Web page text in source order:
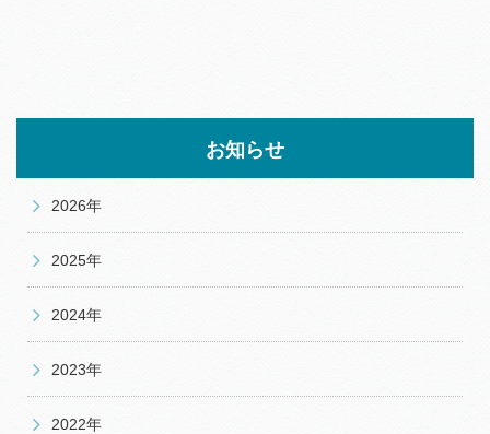
お知らせ
2026年
2025年
2024年
2023年
2022年